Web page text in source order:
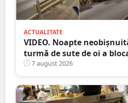
ACTUALITATE
VIDEO. Noapte
turmă de sute de oi a
Gest de apreciat al
7 august 2026